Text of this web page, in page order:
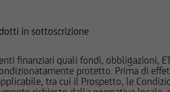
in sottoscrizione
finanziari quali fondi, obbligazioni,
protetto. Prima di
tra cui il Prospetto, le
pertinenti Final Terms/Condizioni
costi relativi agli strumenti finanziari
pertanto necessariamente integrate
Succursale di Milano non è in nessun